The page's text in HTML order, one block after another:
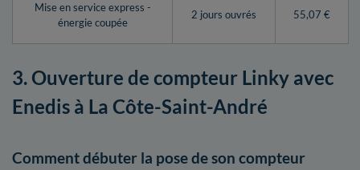
Mise en service express -
énergie coupée
2 jours ouvrés 55,07 €
3. Ouverture de compteur Linky avec
Enedis à La Côte-Saint-André
Comment débuter la pose de son compteur